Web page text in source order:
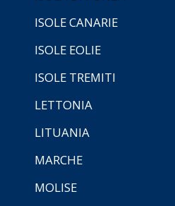
ISOLE CANARIE
ISOLE EOLIE
ISOLE TREMITI
LETTONIA
LITUANIA
MARCHE
MOLISE